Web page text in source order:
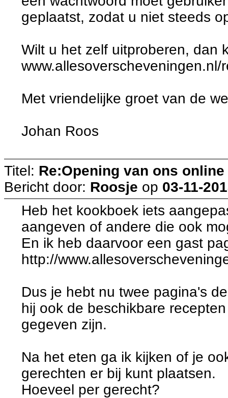
geplaatst, zodat u niet steeds
Wilt u het zelf uitproberen, dan
www.allesoverscheveningen.nl/
Met vriendelijke groet van de
Johan Roos
Titel: Re:Opening van ons
Bericht door: Roosje op 03-11-
Heb het kookboek iets
aangeven of andere die ook
En ik heb daarvoor een gast
http://
Dus je hebt nu twee pagina's
hij ook de beschikbare
gegeven zijn.
Na het eten ga ik kijken of je
gerechten er bij kunt plaatsen.
Hoeveel per gerecht?